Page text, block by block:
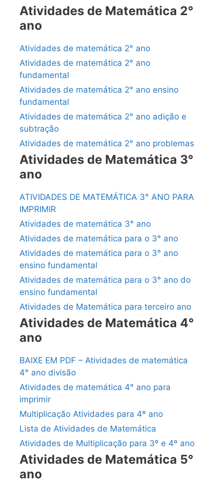
Atividades de Matemática 2°
ano
Atividades de matemática 2° ano
Atividades de matemática 2° ano
fundamental
Atividades de matemática 2° ano ensino
fundamental
Atividades de matemática 2° ano adição e
subtração
Atividades de matemática 2° ano problemas
Atividades de Matemática 3°
ano
ATIVIDADES DE MATEMÁTICA 3° ANO PARA
IMPRIMIR
Atividades de matemática 3° ano
Atividades de matemática para o 3° ano
Atividades de matemática para o 3° ano
ensino fundamental
Atividades de matemática para o 3° ano do
ensino fundamental
Atividades de Matemática para terceiro ano
Atividades de Matemática 4°
ano
BAIXE EM PDF – Atividades de matemática
4° ano divisão
Atividades de matemática 4° ano para
imprimir
Multiplicação Atividades para 4º ano
Lista de Atividades de Matemática
Atividades de Multiplicação para 3º e 4º ano
Atividades de Matemática 5°
ano